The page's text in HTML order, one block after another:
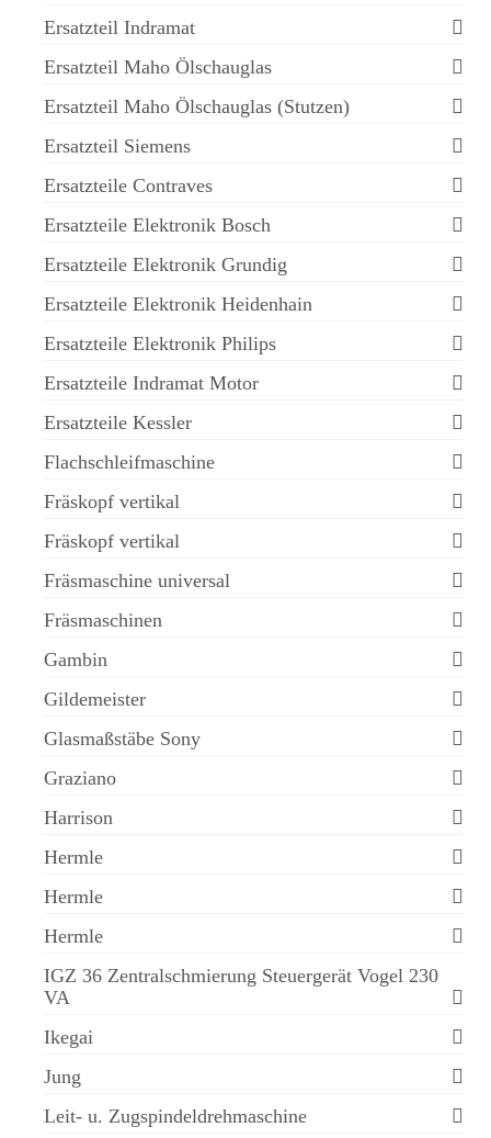
Ersatzteil Indramat
Ersatzteil Maho Ölschauglas
Ersatzteil Maho Ölschauglas (Stutzen)
Ersatzteil Siemens
Ersatzteile Contraves
Ersatzteile Elektronik Bosch
Ersatzteile Elektronik Grundig
Ersatzteile Elektronik Heidenhain
Ersatzteile Elektronik Philips
Ersatzteile Indramat Motor
Ersatzteile Kessler
Flachschleifmaschine
Fräskopf vertikal
Fräskopf vertikal
Fräsmaschine universal
Fräsmaschinen
Gambin
Gildemeister
Glasmaßstäbe Sony
Graziano
Harrison
Hermle
Hermle
Hermle
IGZ 36 Zentralschmierung Steuergerät Vogel 230
VA
Ikegai
Jung
Leit- u. Zugspindeldrehmaschine